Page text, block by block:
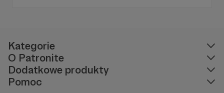
Kategorie
O Patronite
Dodatkowe produkty
Pomoc